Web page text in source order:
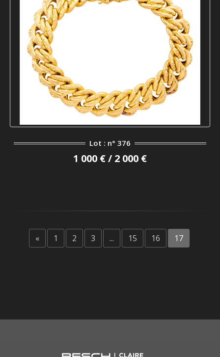
Lot : n° 376
1 000 € / 2 000 €
« 1 2 3 ... 15 16 17